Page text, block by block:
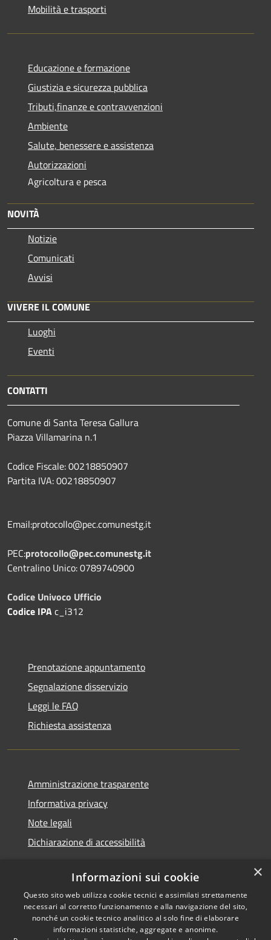
Mobilità e trasporti
Educazione e formazione
Giustizia e sicurezza pubblica
Tributi,finanze e contravvenzioni
Ambiente
Salute, benessere e assistenza
Autorizzazioni
Agricoltura e pesca
NOVITÀ
Notizie
Comunicati
Avvisi
VIVERE IL COMUNE
Luoghi
Eventi
CONTATTI
Comune di Santa Teresa Gallura
Piazza Villamarina n.1
Codice Fiscale: 00218850907
Partita IVA: 00218850907
Email:protocollo@pec.comunestg.it
PEC:protocollo@pec.comunestg.it
Centralino Unico: 0789740900
Codice Univoco Ufficio
Codice IPAc_i312
Prenotazione appuntamento
Segnalazione disservizio
Leggi le FAQ
Richiesta assistenza
Amministrazione trasparente
Informativa privacy
Note legali
Dichiarazione di accessibilità
RSS
Accessibilità
Copyright © 2026 • Comune di
Santa Teresa Gallura •
Powered byMunicipium
×
Informazioni sui cookie
Questo sito web utilizza cookie tecnici e assimilati strettamente
necessari al corretto funzionamento e alla navigazione del sito,
nonché un cookie tecnico analitico al solo fine di elaborare
informazioni statistiche, aggregate e anonime.